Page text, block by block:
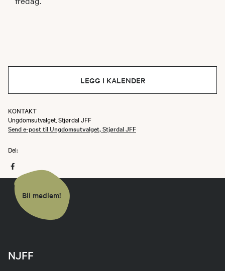
LEGG I KALENDER
KONTAKT
Ungdomsutvalget, Stjørdal JFF
Send e-post til Ungdomsutvalget, Stjørdal JFF
Del:
Bli medlem!
NJFF